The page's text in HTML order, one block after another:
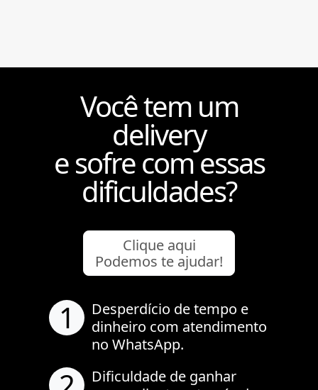
Você tem um
delivery
e sofre com essas
dificuldades?
Clique aqui
Podemos te ajudar!
1
Desperdício de tempo e
dinheiro com atendimento
no WhatsApp.
Dificuldade de ganhar